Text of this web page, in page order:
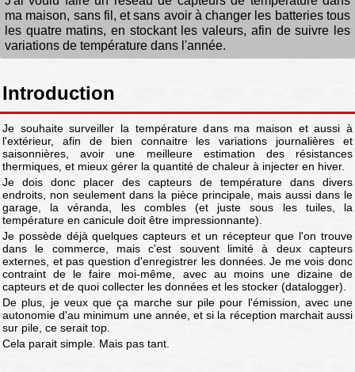
ma maison, sans fil, et sans avoir à changer les batteries tous
les quatre matins, en stockant les valeurs, afin de suivre les
variations de température dans l'année.
Introduction
Je souhaite surveiller la température dans ma maison et aussi à
l'extérieur, afin de bien connaitre les variations journalières et
saisonnières, avoir une meilleure estimation des résistances
thermiques, et mieux gérer la quantité de chaleur à injecter en hiver.
Je dois donc placer des capteurs de température dans divers
endroits, non seulement dans la pièce principale, mais aussi dans le
garage, la véranda, les combles (et juste sous les tuiles, la
température en canicule doit être impressionnante).
Je possède déjà quelques capteurs et un récepteur que l'on trouve
dans le commerce, mais c'est souvent limité à deux capteurs
externes, et pas question d'enregistrer les données. Je me vois donc
contraint de le faire moi-même, avec au moins une dizaine de
capteurs et de quoi collecter les données et les stocker (datalogger).
De plus, je veux que ça marche sur pile pour l'émission, avec une
autonomie d'au minimum une année, et si la réception marchait aussi
sur pile, ce serait top.
Cela parait simple. Mais pas tant.